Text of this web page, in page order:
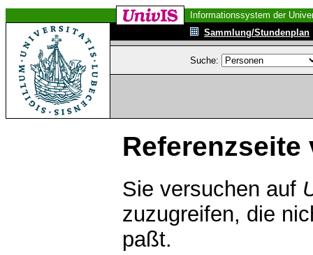
Informationssystem der
Sammlung/Stundenplan
Suche:
Referenzseite
Sie versuchen auf
zuzugreifen, die
paßt.